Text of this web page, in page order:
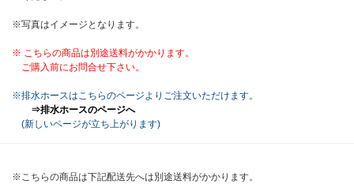
※写真はイメージとなります。
※ こちらの商品は別途送料がかかります。
ご購入前にお問合せ下さい。
※排水ホースはこちらのページよりご注文いただけます。
⇒排水ホースのページへ
(新しいページが立ち上がります)
※こちらの商品は下記配送先へは別途送料がかかります。